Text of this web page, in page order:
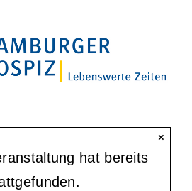
hat bereits
×